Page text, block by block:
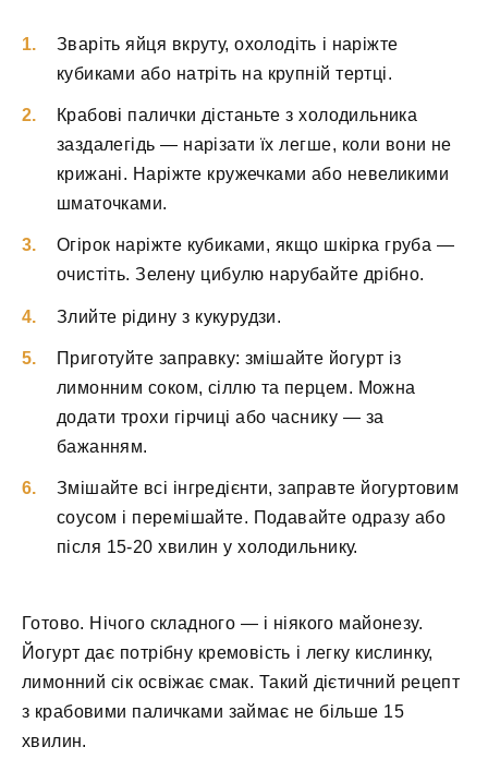
Зваріть яйця вкруту, охолодіть і наріжте
кубиками або натріть на крупній тертці.
Крабові палички дістаньте з холодильника
заздалегідь — нарізати їх легше, коли вони не
крижані. Наріжте кружечками або невеликими
шматочками.
Огірок наріжте кубиками, якщо шкірка груба —
очистіть. Зелену цибулю нарубайте дрібно.
Злийте рідину з кукурудзи.
Приготуйте заправку: змішайте йогурт із
лимонним соком, сіллю та перцем. Можна
додати трохи гірчиці або часнику — за
бажанням.
Змішайте всі інгредієнти, заправте йогуртовим
соусом і перемішайте. Подавайте одразу або
після 15-20 хвилин у холодильнику.
Готово. Нічого складного — і ніякого майонезу.
Йогурт дає потрібну кремовість і легку кислинку,
лимонний сік освіжає смак. Такий дієтичний рецепт
з крабовими паличками займає не більше 15
хвилин.